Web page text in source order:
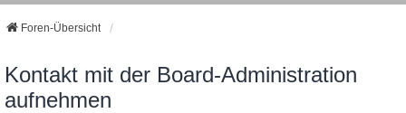
Foren-Übersicht
Kontakt mit der Board-Administration
aufnehmen